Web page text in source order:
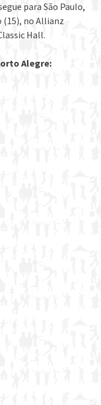
para São Paulo,
(15), no Allianz
Hall.
Alegre: